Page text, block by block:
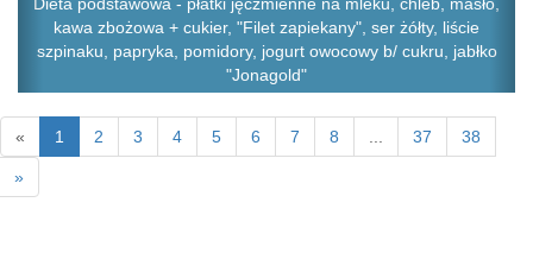
Dieta podstawowa - płatki jęczmienne na mleku, chleb, masło,
kawa zbożowa + cukier, "Filet zapiekany", ser żółty, liście
szpinaku, papryka, pomidory, jogurt owocowy b/ cukru, jabłko
"Jonagold"
« 1 2 3 4 5 6 7 8 ... 37 38
»